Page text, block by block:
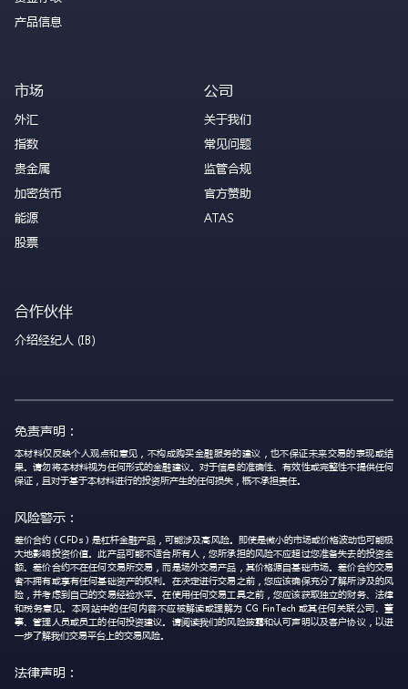
产品信息
市场
外汇
指数
贵金属
加密货币
能源
股票
公司
关于我们
常见问题
监管合规
官方赞助
ATAS
合作伙伴
介绍经纪人 (IB)
免责声明：
本材料仅反映个人观点和意见，不构成购买金融服务的建议，也不保证未来交易的表现或结
果。请勿将本材料视为任何形式的金融建议。对于信息的准确性、有效性或完整性不提供任何
保证，且对于基于本材料进行的投资所产生的任何损失，概不承担责任。
风险警示：
差价合约（CFDs）是杠杆金融产品，可能涉及高风险。即使是微小的市场或价格波动也可能极
大地影响投资价值。此产品可能不适合所有人，您所承担的风险不应超过您准备失去的投资金
额。差价合约不在任何交易所交易，而是场外交易产品，其价格源自基础市场。差价合约交易
者不拥有或享有任何基础资产的权利。在决定进行交易之前，您应该确保充分了解所涉及的风
险，并考虑到自己的交易经验水平。在使用任何交易工具之前，您应该获取独立的财务、法律
和税务意见。本网站中的任何内容不应被解读或理解为 CG FinTech 或其任何关联公司、董
事、管理人员或员工的任何投资建议。请阅读我们的风险披露和认可声明以及客户协议，以进
一步了解我们交易平台上的交易风险。
法律声明：